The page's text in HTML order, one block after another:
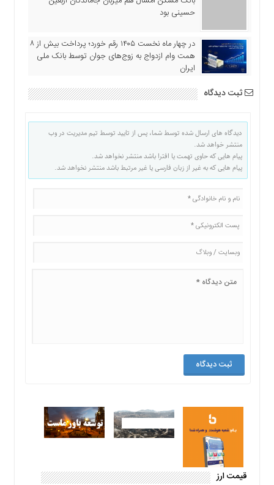
حسینی بود
در چهار ماه نخست ۱۴۰۵ رقم خورد؛ پرداخت بیش از ۸
همت وام ازدواج به زوج‌های جوان توسط بانک ملی
ایران
ثبت دیدگاه
دیدگاه های ارسال شده توسط شما، پس از تایید توسط تیم مدیریت در وب
منتشر خواهد شد.
پیام هایی که حاوی تهمت یا افترا باشد منتشر نخواهد شد.
پیام هایی که به غیر از زبان فارسی یا غیر مرتبط باشد منتشر نخواهد شد.
قیمت ارز